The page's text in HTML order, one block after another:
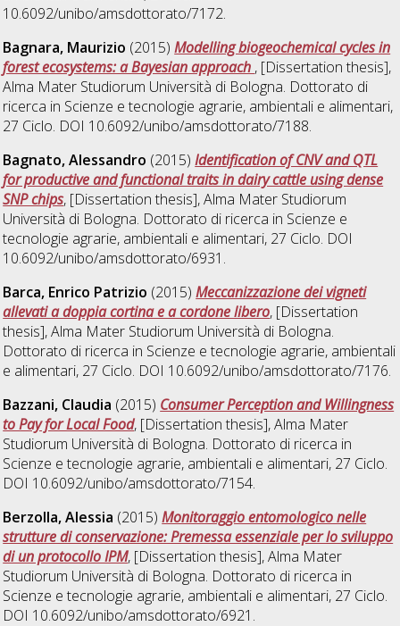
10.6092/unibo/amsdottorato/7172.
Bagnara, Maurizio (2015)Modelling biogeochemical cycles in
forest ecosystems: a Bayesian approach , [Dissertation thesis],
Alma Mater Studiorum Università di Bologna. Dottorato di
ricerca in Scienze e tecnologie agrarie, ambientali e alimentari,
27 Ciclo. DOI 10.6092/unibo/amsdottorato/7188.
Bagnato, Alessandro (2015)Identification of CNV and QTL
for productive and functional traits in dairy cattle using dense
SNP chips, [Dissertation thesis], Alma Mater Studiorum
Università di Bologna. Dottorato di ricerca in Scienze e
tecnologie agrarie, ambientali e alimentari, 27 Ciclo. DOI
10.6092/unibo/amsdottorato/6931.
Barca, Enrico Patrizio (2015)Meccanizzazione dei vigneti
allevati a doppia cortina e a cordone libero, [Dissertation
thesis], Alma Mater Studiorum Università di Bologna.
Dottorato di ricerca in Scienze e tecnologie agrarie, ambientali
e alimentari, 27 Ciclo. DOI 10.6092/unibo/amsdottorato/7176.
Bazzani, Claudia (2015) Consumer Perception and Willingness
to Pay for Local Food, [Dissertation thesis], Alma Mater
Studiorum Università di Bologna. Dottorato di ricerca in
Scienze e tecnologie agrarie, ambientali e alimentari, 27 Ciclo.
DOI 10.6092/unibo/amsdottorato/7154.
Berzolla, Alessia (2015)Monitoraggio entomologico nelle
strutture di conservazione: Premessa essenziale per lo sviluppo
di un protocollo IPM, [Dissertation thesis], Alma Mater
Studiorum Università di Bologna. Dottorato di ricerca in
Scienze e tecnologie agrarie, ambientali e alimentari, 27 Ciclo.
DOI 10.6092/unibo/amsdottorato/6921.